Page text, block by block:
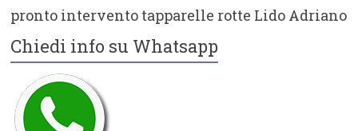
pronto intervento tapparelle rotte Lido Adriano
Chiedi info su Whatsapp